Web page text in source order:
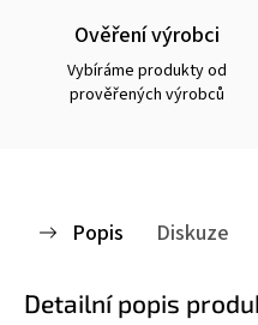
Ověření výrobci
Vybíráme produkty od
prověřených výrobců
Popis Diskuze
Detailní popis